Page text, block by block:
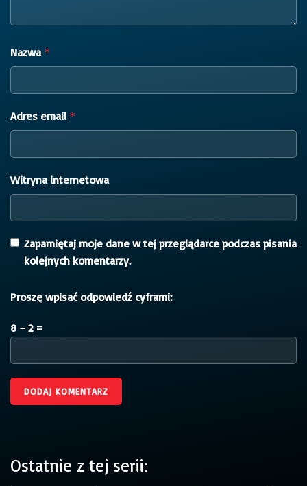
Nazwa *
Adres email *
Witryna internetowa
Zapamiętaj moje dane w tej przeglądarce podczas pisania
kolejnych komentarzy.
Proszę wpisać odpowiedź cyframi:
8 − 2 =
Ostatnie z tej serii: